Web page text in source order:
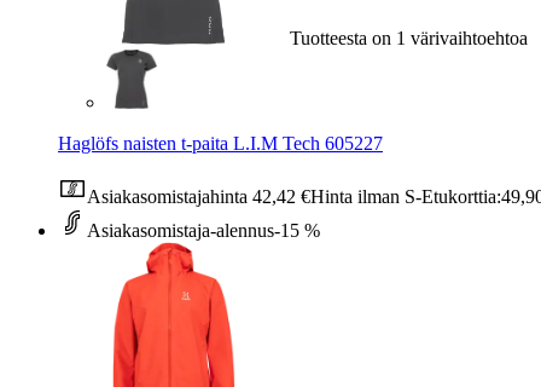
Tuotteesta on 1 värivaihtoehtoa
Haglöfs naisten t-paita L.I.M Tech 605227
Asiakasomistajahinta 42,42 €Hinta ilman S-Etukorttia:
Asiakasomistaja-alennus-15 %